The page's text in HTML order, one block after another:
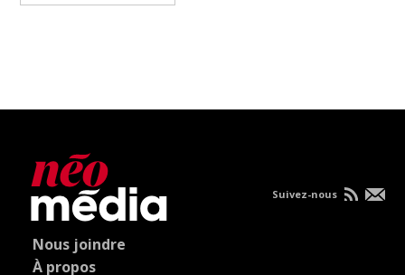
Nous joindre
À propos
Suivez-nous